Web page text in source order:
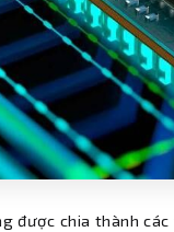
được chia thành